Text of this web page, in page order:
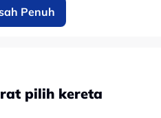
lima terbaik buat
sekali gus memperbaiki
pramusim.
Penuh
pilih kereta